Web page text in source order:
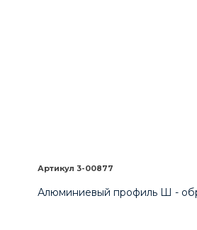
3-00877
Алюминиевый профиль Ш -